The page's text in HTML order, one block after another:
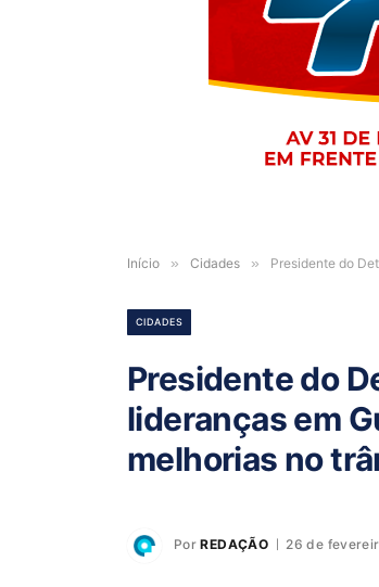
Início » Cidades » Presidente do
CIDADES
Presidente do
lideranças em
melhorias no
Por REDAÇÃO 26 de